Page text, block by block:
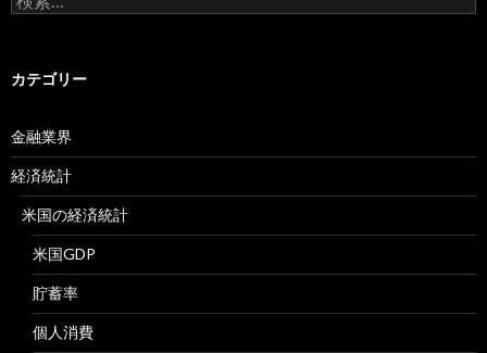
索:
カテゴリー
金融業界
経済統計
米国の経済統計
米国GDP
貯蓄率
個人消費